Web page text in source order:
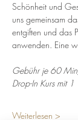
Schönheit und
uns gemeinsam
entgiften und das
anwenden. Eine
Gebühr je 60
Drop-In Kurs mit
Weiterlesen >